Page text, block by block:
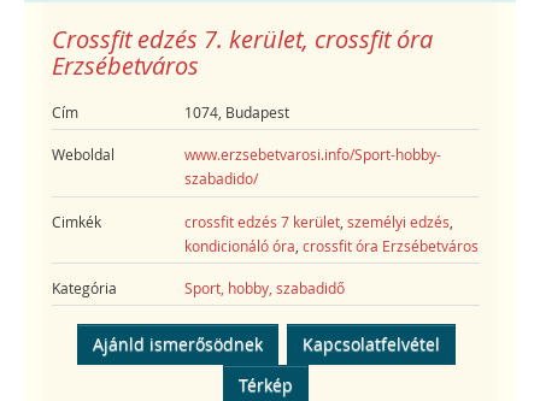
Crossfit edzés 7. kerület, crossfit óra
Erzsébetváros
Cím 1074, Budapest
Weboldal
www.erzsebetvarosi.info/Sport-hobby-
szabadido/
Cimkék crossfit edzés 7 kerület ,személyi edzés
kondicionáló óra ,crossfit óra Erzsébetváros
Kategória Sport, hobby, szabadidő
Ajánld ismerősödnek
Kapcsolatfelvétel
Térkép